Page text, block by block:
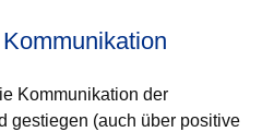
Kommunikation der
gestiegen (auch über positive